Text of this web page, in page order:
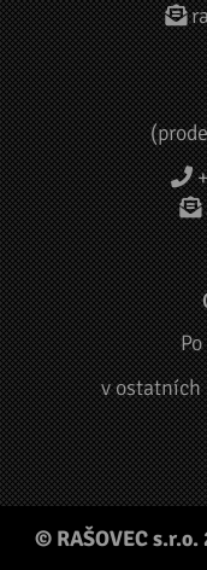
v ostatních
© RAŠOVEC